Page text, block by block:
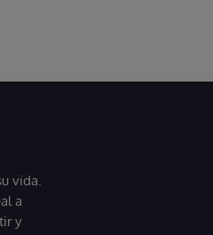
vida.
a
y